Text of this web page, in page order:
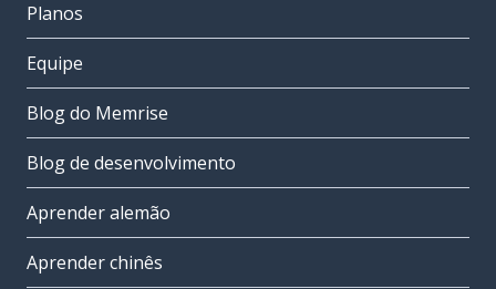
Planos
Equipe
Blog do Memrise
Blog de desenvolvimento
Aprender alemão
Aprender chinês